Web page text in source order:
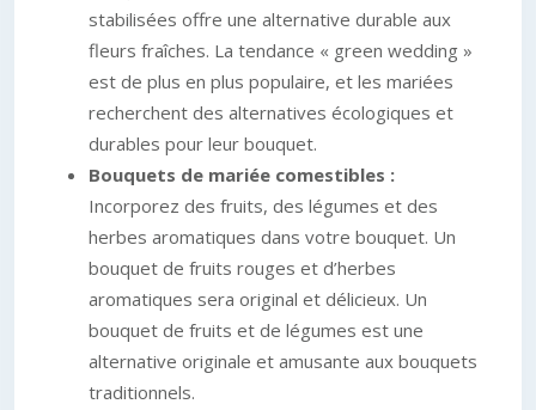
stabilisées offre une alternative durable aux
fleurs fraîches. La tendance « green wedding »
est de plus en plus populaire, et les mariées
recherchent des alternatives écologiques et
durables pour leur bouquet.
Bouquets de mariée comestibles :
Incorporez des fruits, des légumes et des
herbes aromatiques dans votre bouquet. Un
bouquet de fruits rouges et d’herbes
aromatiques sera original et délicieux. Un
bouquet de fruits et de légumes est une
alternative originale et amusante aux bouquets
traditionnels.